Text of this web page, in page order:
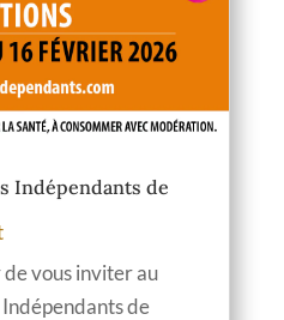
Indépendants de
de vous inviter au
de